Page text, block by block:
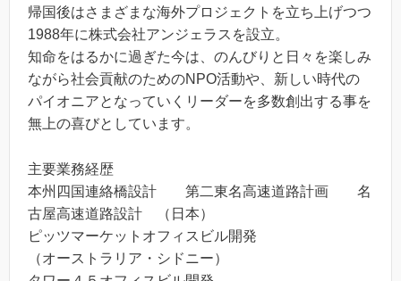
帰国後はさまざまな海外プロジェクトを立ち上げつつ
1988年に株式会社アンジェラスを設立。
知命をはるかに過ぎた今は、のんびりと日々を楽しみ
ながら社会貢献のためのNPO活動や、新しい時代の
パイオニアとなっていくリーダーを多数創出する事を
無上の喜びとしています。
主要業務経歴
本州四国連絡橋設計 第二東名高速道路計画 名
古屋高速道路設計 （日本）
ピッツマーケットオフィスビル開発
（オーストラリア・シドニー）